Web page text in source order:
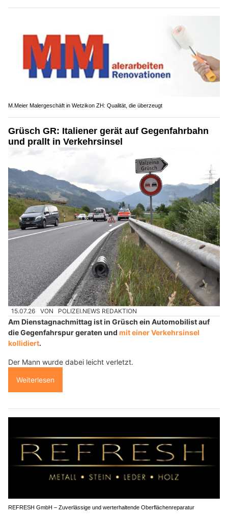
M.Meier Malergeschäft in Wetzikon ZH: Qualität, die überzeugt
Grüsch GR: Italiener gerät auf Gegenfahrbahn
und prallt in Verkehrsinsel
15.07.26 VON POLIZEI.NEWS REDAKTION
Am Dienstagnachmittag ist in Grüsch ein Automobilist auf
die Gegenfahrspur geraten und mit einer Verkehrsinsel
kollidiert.
Der Mann wurde dabei leicht verletzt.
Weiterlesen
REFRESH GmbH – Zuverlässige und werterhaltende Oberflächenreparatur